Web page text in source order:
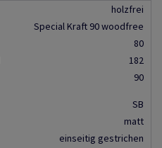
holzfrei
Special Kraft 90 woodfree
80
182
90
SB
matt
einseitig gestrichen